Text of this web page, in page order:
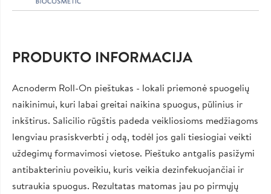
PRODUKTO INFORMACIJA
Acnoderm Roll-On pieštukas - lokali priemonė spuogelių
naikinimui, kuri labai greitai naikina spuogus, pūlinius ir
inkštirus. Salicilio rūgštis padeda veikliosioms medžiagoms
lengviau prasiskverbti į odą, todėl jos gali tiesiogiai veikti
uždegimų formavimosi vietose. Pieštuko antgalis pasižymi
antibakteriniu poveikiu, kuris veikia dezinfekuojančiai ir
sutraukia spuogus. Rezultatas matomas jau po pirmųjų